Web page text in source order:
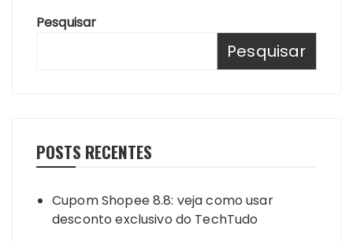
Pesquisar
Pesquisar
POSTS RECENTES
Cupom Shopee 8.8: veja como usar
desconto exclusivo do TechTudo